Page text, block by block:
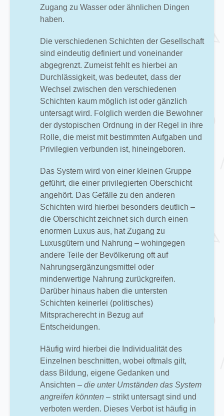
Zugang zu Wasser oder ähnlichen Dingen
haben.
Die verschiedenen Schichten der Gesellschaft
sind eindeutig definiert und voneinander
abgegrenzt. Zumeist fehlt es hierbei an
Durchlässigkeit, was bedeutet, dass der
Wechsel zwischen den verschiedenen
Schichten kaum möglich ist oder gänzlich
untersagt wird. Folglich werden die Bewohner
der dystopischen Ordnung in der Regel in ihre
Rolle, die meist mit bestimmten Aufgaben und
Privilegien verbunden ist, hineingeboren.
Das System wird von einer kleinen Gruppe
geführt, die einer privilegierten Oberschicht
angehört. Das Gefälle zu den anderen
Schichten wird hierbei besonders deutlich –
die Oberschicht zeichnet sich durch einen
enormen Luxus aus, hat Zugang zu
Luxusgütern und Nahrung – wohingegen
andere Teile der Bevölkerung oft auf
Nahrungsergänzungsmittel oder
minderwertige Nahrung zurückgreifen.
Darüber hinaus haben die untersten
Schichten keinerlei (politisches)
Mitspracherecht in Bezug auf
Entscheidungen.
Häufig wird hierbei die Individualität des
Einzelnen beschnitten, wobei oftmals gilt,
dass Bildung, eigene Gedanken und
Ansichten – die unter Umständen das System
angreifen könnten – strikt untersagt sind und
verboten werden. Dieses Verbot ist häufig in